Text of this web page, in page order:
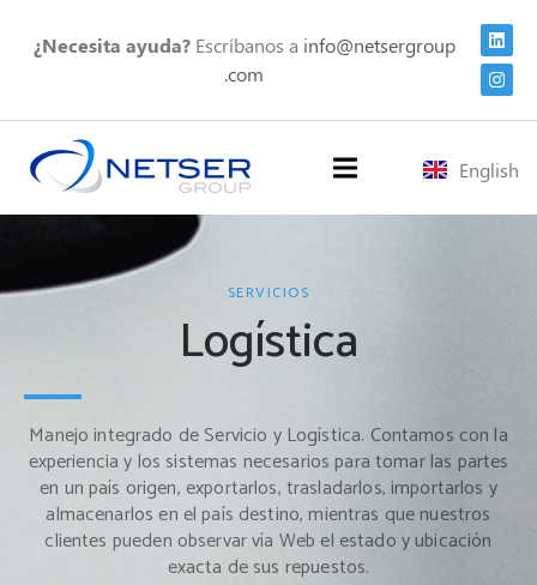
¿Necesita ayuda?Escríbanos a info@netsergroup
.com
English
SERVICIOS
Logística
Manejo integrado de Servicio y Logística. Contamos con la
experiencia y los sistemas necesarios para tomar las partes
en un país origen, exportarlos, trasladarlos, importarlos y
almacenarlos en el país destino, mientras que nuestros
clientes pueden observar vía Web el estado y ubicación
exacta de sus repuestos.